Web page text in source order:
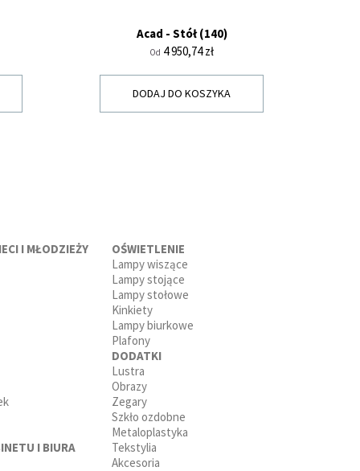
Acad - Stół (140)
Od Cena
4 950,74 zł
DODAJ DO KOSZYKA
I MŁODZIEŻY
I BIURA
OŚWIETLENIE
Lampy wiszące
Lampy stojące
Lampy stołowe
Kinkiety
Lampy biurkowe
Plafony
DODATKI
Lustra
Obrazy
Zegary
Szkło ozdobne
Metaloplastyka
Tekstylia
Akcesoria